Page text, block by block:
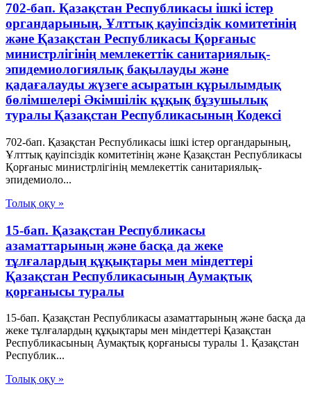
702-бап. Қазақстан Республикасы ішкі істер
органдарының, Ұлттық қауiпсiздiк комитетiнiң
және Қазақстан Республикасы Қорғаныс
министрлiгiнiң мемлекеттік санитариялық-
эпидемиологиялық бақылауды және
қадағалауды жүзеге асыратын құрылымдық
бөлімшелері Әкімшілік құқық бұзушылық
туралы Қазақстан Республикасының Кодексі
702-бап. Қазақстан Республикасы ішкі істер органдарының,
Ұлттық қауiпсiздiк комитетiнiң және Қазақстан Республикасы
Қорғаныс министрлiгiнiң мемлекеттік санитариялық-
эпидемиоло...
Толық оқу »
15-бап. Қазақстан Республикасы
азаматтарының және басқа да жеке
тұлғалардың құқықтары мен міндеттері
Қазақстан Республикасының Аумақтық
қорғанысы туралы
15-бап. Қазақстан Республикасы азаматтарының және басқа да
жеке тұлғалардың құқықтары мен міндеттері Қазақстан
Республикасының Аумақтық қорғанысы туралы 1. Қазақстан
Республик...
Толық оқу »